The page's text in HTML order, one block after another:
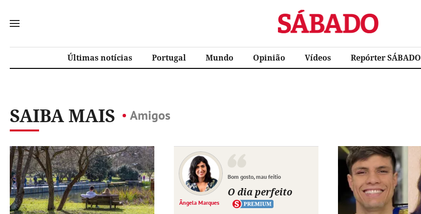
Sábado
Últimas notícias Portugal Mundo Opinião Vídeos Repórter SÁBADO
SAIBA MAIS Amigos
Ângela Marques
Bom gosto, mau feitio
O dia perfeito